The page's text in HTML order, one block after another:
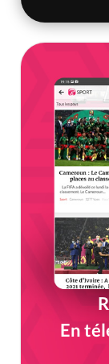
En